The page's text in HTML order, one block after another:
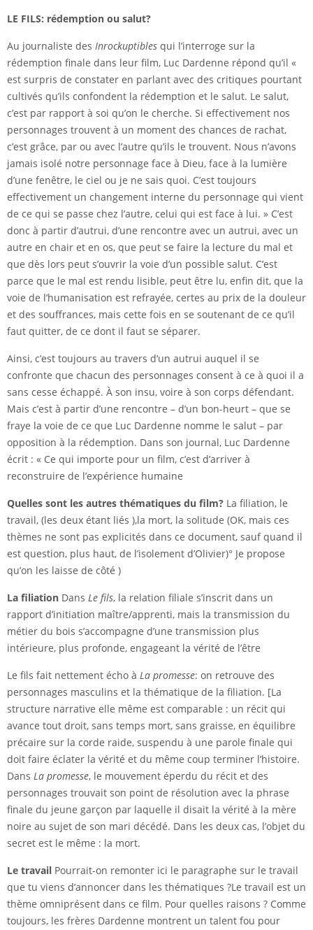
LE FILS: rédemption ou salut?
Au journaliste des Inrockuptibles qui l’interroge sur la
rédemption finale dans leur film, Luc Dardenne répond qu’il «
est surpris de constater en parlant avec des critiques pourtant
cultivés qu’ils confondent la rédemption et le salut. Le salut,
c’est par rapport à soi qu’on le cherche. Si effectivement nos
personnages trouvent à un moment des chances de rachat,
c’est grâce, par ou avec l’autre qu’ils le trouvent. Nous n’avons
jamais isolé notre personnage face à Dieu, face à la lumière
d’une fenêtre, le ciel ou je ne sais quoi. C’est toujours
effectivement un changement interne du personnage qui vient
de ce qui se passe chez l’autre, celui qui est face à lui. » C’est
donc à partir d’autrui, d’une rencontre avec un autrui, avec un
autre en chair et en os, que peut se faire la lecture du mal et
que dès lors peut s’ouvrir la voie d’un possible salut. C’est
parce que le mal est rendu lisible, peut être lu, enfin dit, que la
voie de l’humanisation est refrayée, certes au prix de la douleur
et des souffrances, mais cette fois en se soutenant de ce qu’il
faut quitter, de ce dont il faut se séparer.
Ainsi, c’est toujours au travers d’un autrui auquel il se
confronte que chacun des personnages consent à ce à quoi il a
sans cesse échappé. À son insu, voire à son corps défendant.
Mais c’est à partir d’une rencontre – d’un bon-heurt – que se
fraye la voie de ce que Luc Dardenne nomme le salut – par
opposition à la rédemption. Dans son journal, Luc Dardenne
écrit : « Ce qui importe pour un film, c’est d’arriver à
reconstruire de l’expérience humaine
Quelles sont les autres thématiques du film? La filiation, le
travail, (les deux étant liés ),la mort, la solitude (OK, mais ces
thèmes ne sont pas explicités dans ce document, sauf quand il
est question, plus haut, de l’isolement d’Olivier)° Je propose
qu’on les laisse de côté )
La filiation Dans Le fils, la relation filiale s’inscrit dans un
rapport d’initiation maître/apprenti, mais la transmission du
métier du bois s’accompagne d’une transmission plus
intérieure, plus profonde, engageant la vérité de l’être
Le fils fait nettement écho à La promesse: on retrouve des
personnages masculins et la thématique de la filiation. [La
structure narrative elle même est comparable : un récit qui
avance tout droit, sans temps mort, sans graisse, en équilibre
précaire sur la corde raide, suspendu à une parole finale qui
doit faire éclater la vérité et du même coup terminer l’histoire.
Dans La promesse, le mouvement éperdu du récit et des
personnages trouvait son point de résolution avec la phrase
finale du jeune garçon par laquelle il disait la vérité à la mère
noire au sujet de son mari décédé. Dans les deux cas, l’objet du
secret est le même : la mort.
Le travail Pourrait-on remonter ici le paragraphe sur le travail
que tu viens d’annoncer dans les thématiques ?Le travail est un
thème omniprésent dans ce film. Pour quelles raisons ? Comme
toujours, les frères Dardenne montrent un talent fou pour